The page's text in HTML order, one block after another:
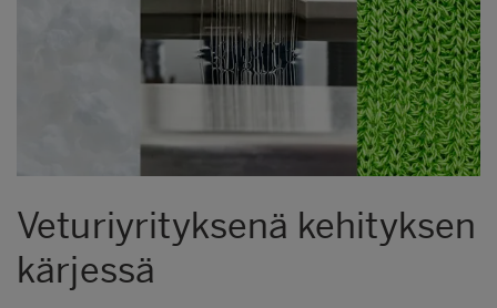
Veturiyrityksenä kehityksen
kärjessä